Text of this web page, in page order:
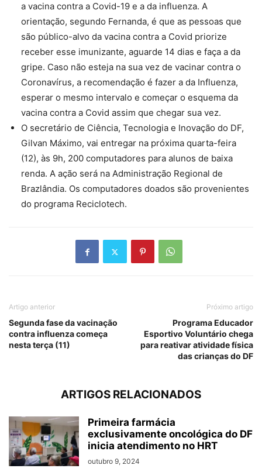
a vacina contra a Covid-19 e a da influenza. A
orientação, segundo Fernanda, é que as pessoas que
são público-alvo da vacina contra a Covid priorize
receber esse imunizante, aguarde 14 dias e faça a da
gripe. Caso não esteja na sua vez de vacinar contra o
Coronavírus, a recomendação é fazer a da Influenza,
esperar o mesmo intervalo e começar o esquema da
vacina contra a Covid assim que chegar sua vez.
O secretário de Ciência, Tecnologia e Inovação do DF,
Gilvan Máximo, vai entregar na próxima quarta-feira
(12), às 9h, 200 computadores para alunos de baixa
renda. A ação será na Administração Regional de
Brazlândia. Os computadores doados são provenientes
do programa Reciclotech.
Artigo anterior
Segunda fase da vacinação
contra influenza começa
nesta terça (11)
Próximo artigo
Programa Educador
Esportivo Voluntário chega
para reativar atividade física
das crianças do DF
ARTIGOS RELACIONADOS
Primeira farmácia
exclusivamente oncológica do DF
inicia atendimento no HRT
outubro 9, 2024